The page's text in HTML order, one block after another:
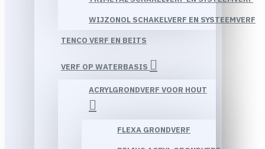
WIJZONOL SCHAKELVERF EN SYSTEEMVERF
TENCO VERF EN BEITS
VERF OP WATERBASIS
ACRYLGRONDVERF VOOR HOUT
FLEXA GRONDVERF